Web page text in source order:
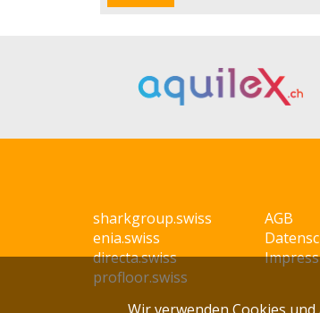
sharkgroup.swiss
enia.swiss
directa.swiss
profloor.swiss
AGB